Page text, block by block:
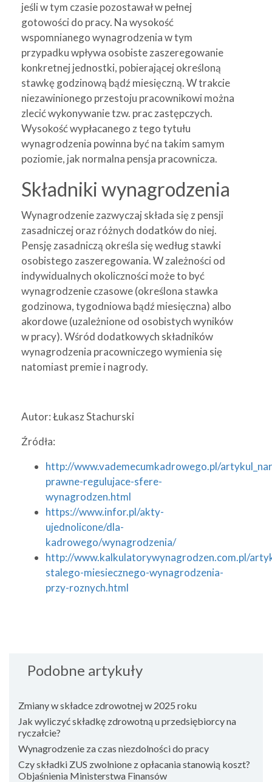
jeśli w tym czasie pozostawał w pełnej
gotowości do pracy. Na wysokość
wspomnianego wynagrodzenia w tym
przypadku wpływa osobiste zaszeregowanie
konkretnej jednostki, pobierającej określoną
stawkę godzinową bądź miesięczną. W trakcie
niezawinionego przestoju pracownikowi można
zlecić wykonywanie tzw. prac zastępczych.
Wysokość wypłacanego z tego tytułu
wynagrodzenia powinna być na takim samym
poziomie, jak normalna pensja pracownicza.
Składniki wynagrodzenia
Wynagrodzenie zazwyczaj składa się z pensji
zasadniczej oraz różnych dodatków do niej.
Pensję zasadniczą określa się według stawki
osobistego zaszeregowania. W zależności od
indywidualnych okoliczności może to być
wynagrodzenie czasowe (określona stawka
godzinowa, tygodniowa bądź miesięczna) albo
akordowe (uzależnione od osobistych wyników
w pracy). Wśród dodatkowych składników
wynagrodzenia pracowniczego wymienia się
natomiast premie i nagrody.
Autor: Łukasz Stachurski
Źródła:
http://www.vademecumkadrowego.pl/
prawne-regulujace-sfere-
wynagrodzen.html
https://www.infor.pl/akty-
ujednolicone/dla-
kadrowego/wynagrodzenia/
http://www.kalkulatorywynagrodzen.com.pl/
stalego-miesiecznego-wynagrodzenia-
przy-roznych.html
Podobne artykuły
Zmiany w składce zdrowotnej w 2025 roku
Jak wyliczyć składkę zdrowotną u przedsiębiorcy na
ryczałcie?
Wynagrodzenie za czas niezdolności do pracy
Czy składki ZUS zwolnione z opłacania stanowią koszt?
Objaśnienia Ministerstwa Finansów